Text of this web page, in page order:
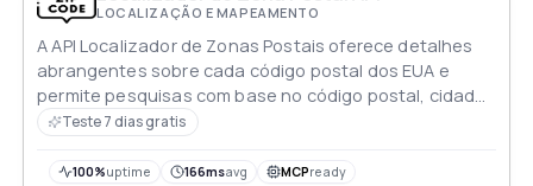
LOCALIZAÇÃO E MAPEAMENTO
A API Localizador de Zonas Postais oferece detalhes
abrangentes sobre cada código postal dos EUA e
permite pesquisas com base no código postal, cidade
e estado
Teste 7 dias gratis
100%uptime 166msavg MCPready